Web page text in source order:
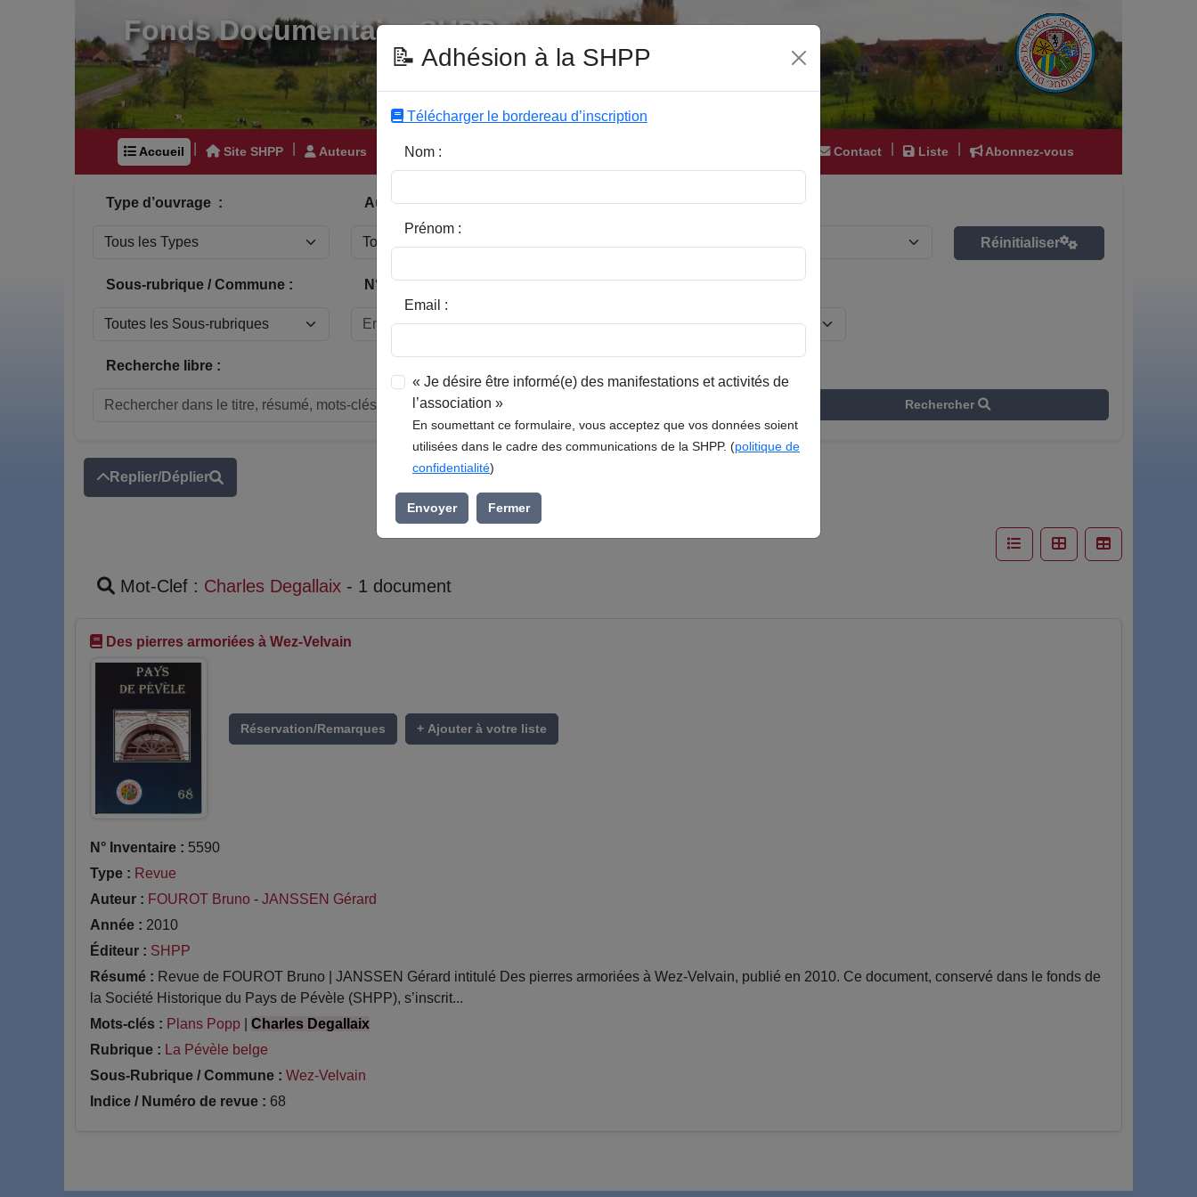
Fonds Documentaire SHPP
Accueil Site SHPP Auteurs Editeurs Contact Liste Abonnez-vous
Type d’ouvrage : Auteur : Rubrique :
Réinitialiser
Sous-rubrique / Commune : N° Indice / Revue : Classer par :
Recherche libre :
Rechercher
Replier/Déplier
Mot-Clef : Charles Degallaix - 1 document
Des pierres armoriées à Wez-Velvain
Réservation/Remarques + Ajouter à votre liste
N° Inventaire : 5590
Type : Revue
Auteur : FOUROT Bruno - JANSSEN Gérard
Année : 2010
Éditeur : SHPP
Résumé : Revue de FOUROT Bruno | JANSSEN Gérard intitulé Des pierres armoriées à Wez-Velvain, publié en 2010. Ce document, conservé dans le fonds de
la Société Historique du Pays de Pévèle (SHPP), s’inscrit...
Mots-clés : Plans Popp
Charles Degallaix
Rubrique : La Pévèle belge
Sous-Rubrique / Commune : Wez-Velvain
Indice / Numéro de revue : 68
📝 Adhésion à la SHPP
Télécharger le bordereau d’inscription
Nom :
Prénom :
Email :
« Je désire être informé(e) des manifestations et activités de
l’association »
En soumettant ce formulaire, vous acceptez que vos données soient
utilisées dans le cadre des communications de la SHPP. (politique de
confidentialité)
Envoyer Fermer